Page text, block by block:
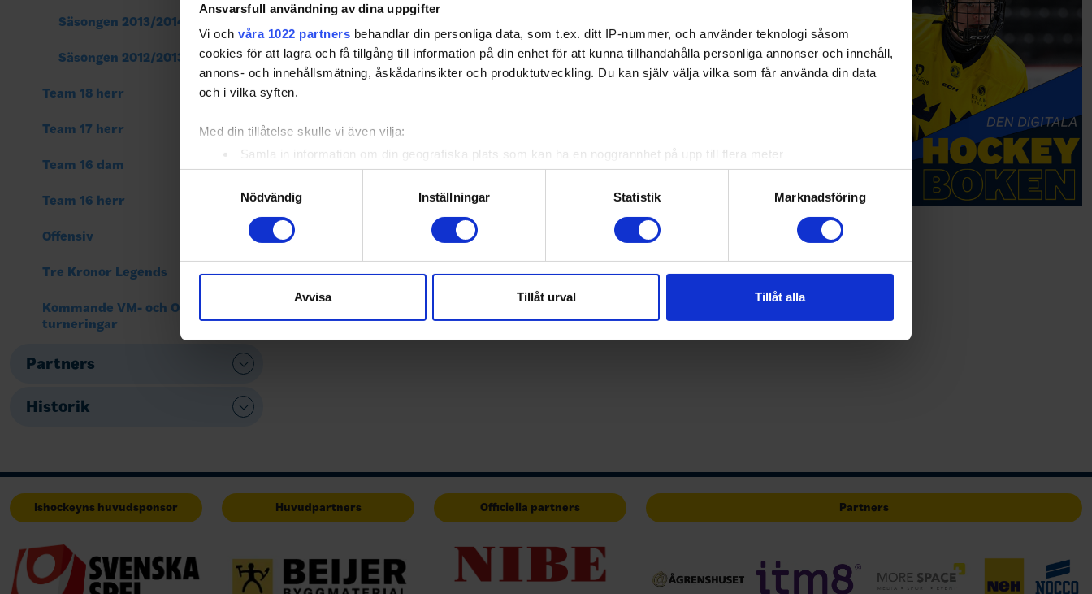
Ansvarsfull användning av dina uppgifter
Vi och våra 1022 partners behandlar din personliga data, som t.ex. ditt IP-nummer, och använder teknologi såsom
cookies för att lagra och få tillgång till information på din enhet för att kunna tillhandahålla personliga annonser och innehåll,
annons- och innehållsmätning, åskådarinsikter och produktutveckling. Du kan själv välja vilka som får använda din data
och i vilka syften.
Med din tillåtelse skulle vi även vilja:
Samla in information om din geografiska plats som kan ha en noggrannhet på upp till flera meter
Identifiera din enhet genom att aktivt skanna den för specifika kännetecken (fingeravtryck)
Ta reda på mer om hur dina personliga uppgifter behandlas och ställ in dina preferenser i
detaljsektionen. Du kan ändra
eller dra tillbaka ditt samtycke när som helst från cookie-förklaringen.
sociala medier och analysera vår trafik. Vi vidarebefordrar även sådana identifierare och annan information från din enhet
till de sociala medier och annons- och analysföretag som vi samarbetar med. Dessa kan i sin tur kombinera informationen
Nödvändig
Inställningar Statistik Marknadsföring
Avvisa Tillåt urval Tillåt alla
Säsongen 2013/2014
Säsongen 2012/2013
Team 18 herr
Team 17 herr
Team 16 dam
Team 16 herr
Offensiv
Tre Kronor Legends
Kommande VM- och OS-
turneringar
Partners
Historik
Ishockeyns huvudsponsor Huvudpartners Officiella partners Partners